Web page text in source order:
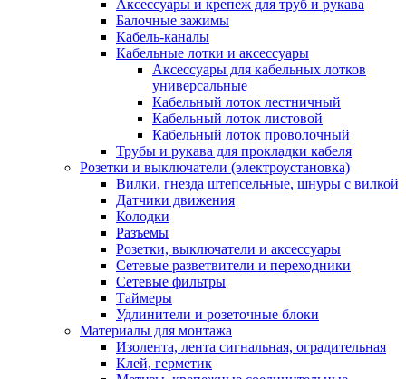
Аксессуары и крепеж для труб и рукава
Балочные зажимы
Кабель-каналы
Кабельные лотки и аксессуары
Аксессуары для кабельных лотков
универсальные
Кабельный лоток лестничный
Кабельный лоток листовой
Кабельный лоток проволочный
Трубы и рукава для прокладки кабеля
Розетки и выключатели (электроустановка)
Вилки, гнезда штепсельные, шнуры с вилкой
Датчики движения
Колодки
Разъемы
Розетки, выключатели и аксессуары
Сетевые разветвители и переходники
Сетевые фильтры
Таймеры
Удлинители и розеточные блоки
Материалы для монтажа
Изолента, лента сигнальная, оградительная
Клей, герметик